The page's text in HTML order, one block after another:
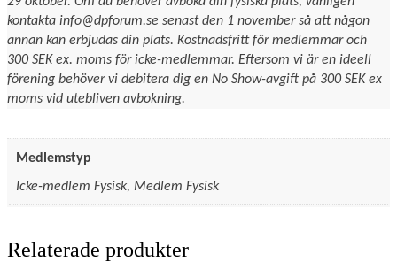
kontakta info@dpforum.se senast den 1 november så att någon
annan kan erbjudas din plats. Kostnadsfritt för medlemmar och
300 SEK ex. moms för icke-medlemmar. Eftersom vi är en ideell
förening behöver vi debitera dig en No Show-avgift på 300 SEK ex
moms vid utebliven avbokning.
Medlemstyp
Icke-medlem Fysisk, Medlem Fysisk
Relaterade produkter